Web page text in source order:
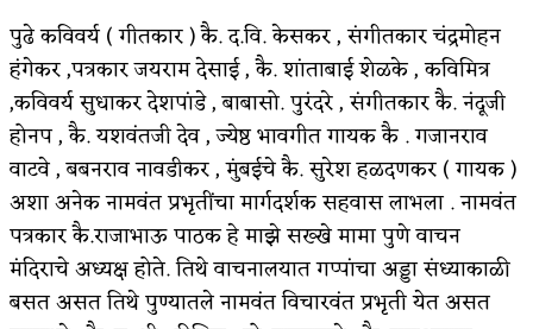
पुढे कविवर्य ( गीतकार ) कै. द.वि. केसकर , संगीतकार चंद्रमोहन
हंगेकर ,पत्रकार जयराम देसाई , कै. शांताबाई शेळके , कविमित्र
,कविवर्य सुधाकर देशपांडे , बाबासो. पुरंदरे , संगीतकार कै. नंदूजी
होनप , कै. यशवंतजी देव , ज्येष्ठ भावगीत गायक कै . गजानराव
वाटवे , बबनराव नावडीकर , मुंबईचे कै. सुरेश हळदणकर ( गायक )
अशा अनेक नामवंत प्रभृतींचा मार्गदर्शक सहवास लाभला . नामवंत
पत्रकार कै.राजाभाऊ पाठक हे माझे सख्खे मामा पुणे वाचन
मंदिराचे अध्यक्ष होते. तिथे वाचनालयात गप्पांचा अड्डा संध्याकाळी
बसत असत तिथे पुण्यातले नामवंत विचारवंत प्रभृती येत असत